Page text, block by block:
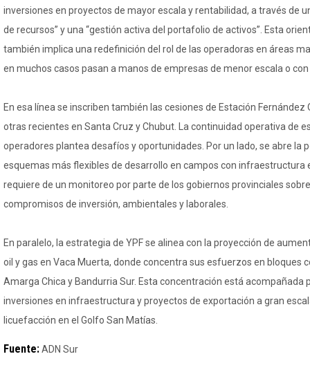
inversiones en proyectos de mayor escala y rentabilidad, a través de
de recursos” y una “gestión activa del portafolio de activos”. Esta
también implica una redefinición del rol de las operadoras en áreas
en muchos casos pasan a manos de empresas de menor escala o
En esa línea se inscriben también las cesiones de Estación Fernández
otras recientes en Santa Cruz y Chubut. La continuidad operativa de
operadores plantea desafíos y oportunidades. Por un lado, se abre la
esquemas más flexibles de desarrollo en campos con infraestructura
requiere de un monitoreo por parte de los gobiernos provinciales
compromisos de inversión, ambientales y laborales.
En paralelo, la estrategia de YPF se alinea con la proyección de
oil y gas en Vaca Muerta, donde concentra sus esfuerzos en bloques
Amarga Chica y Bandurria Sur. Esta concentración está acompañada
inversiones en infraestructura y proyectos de exportación a gran
licuefacción en el Golfo San Matías.
Fuente:ADN Sur